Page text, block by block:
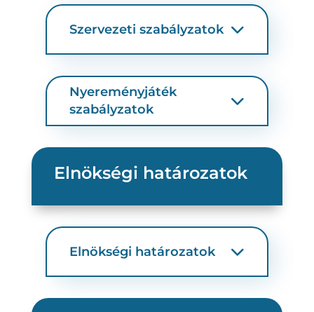
Szervezeti szabályzatok
Nyereményjáték
szabályzatok
Elnökségi határozatok
Elnökségi határozatok